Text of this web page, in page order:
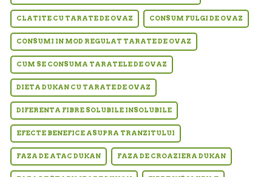
CLATITE CU TARATE DE OVAZ CONSUM FULGI DE OVAZ
CONSUMI IN MOD REGULAT TARATE DE OVAZ
CUM SE CONSUMA TARATELE DE OVAZ
DIETA DUKAN CU TARATE DE OVAZ
DIFERENTA FIBRE SOLUBILE INSOLUBILE
EFECTE BENEFICE ASUPRA TRANZITULUI
FAZA DE ATAC DUKAN FAZA DE CROAZIERA DUKAN